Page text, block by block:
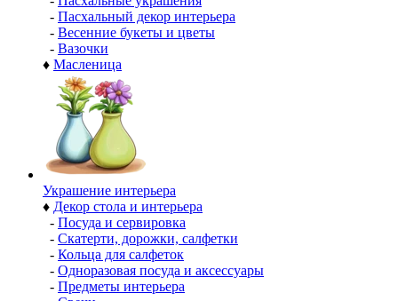
- Пасхальный декор интерьера
- Весенние букеты и цветы
- Вазочки
♦ Масленица
Украшение интерьера
♦ Декор стола и интерьера
- Посуда и сервировка
- Скатерти, дорожки, салфетки
- Кольца для салфеток
- Одноразовая посуда и аксессуары
- Предметы интерьера